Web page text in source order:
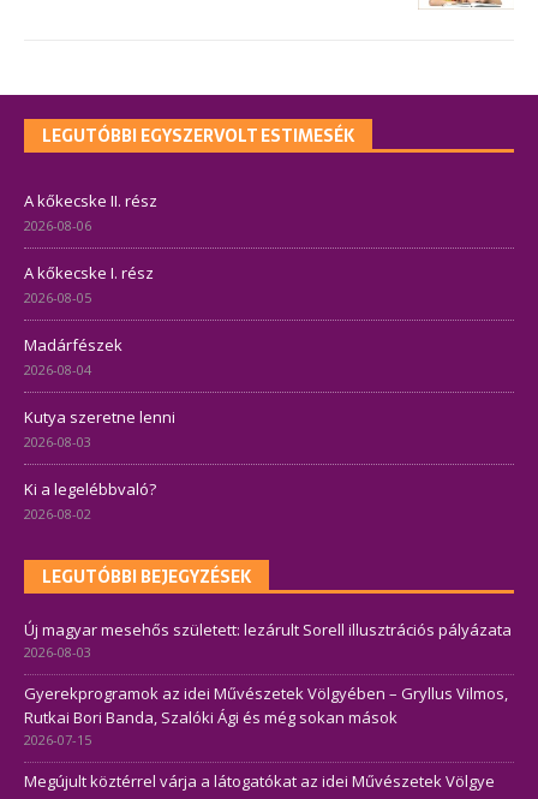
LEGUTÓBBI EGYSZERVOLT ESTIMESÉK
A kőkecske II. rész
2026-08-06
A kőkecske I. rész
2026-08-05
Madárfészek
2026-08-04
Kutya szeretne lenni
2026-08-03
Ki a legelébbvaló?
2026-08-02
LEGUTÓBBI BEJEGYZÉSEK
Új magyar mesehős született: lezárult Sorell illusztrációs pályázata
2026-08-03
Gyerekprogramok az idei Művészetek Völgyében – Gryllus Vilmos,
Rutkai Bori Banda, Szalóki Ági és még sokan mások
2026-07-15
Megújult köztérrel várja a látogatókat az idei Művészetek Völgye